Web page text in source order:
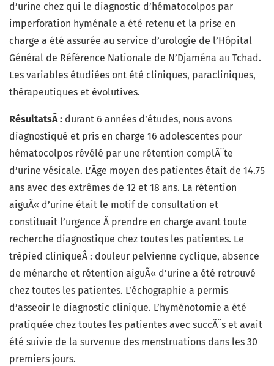
d’urine chez qui le diagnostic d’hématocolpos par
imperforation hyménale a été retenu et la prise en
charge a été assurée au service d’urologie de l’Hôpital
Général de Référence Nationale de N’Djaména au Tchad.
Les variables étudiées ont été cliniques, paracliniques,
thérapeutiques et évolutives.
RésultatsÂ : durant 6 années d’études, nous avons
diagnostiqué et pris en charge 16 adolescentes pour
hématocolpos révélé par une rétention complÃ¨te
d’urine vésicale. L’Âge moyen des patientes était de 14.75
ans avec des extrêmes de 12 et 18 ans. La rétention
aiguÃ« d’urine était le motif de consultation et
constituait l’urgence Ã prendre en charge avant toute
recherche diagnostique chez toutes les patientes. Le
trépied cliniqueÂ : douleur pelvienne cyclique, absence
de ménarche et rétention aiguÃ« d’urine a été retrouvé
chez toutes les patientes. L’échographie a permis
d’asseoir le diagnostic clinique. L’hyménotomie a été
pratiquée chez toutes les patientes avec succÃ¨s et avait
été suivie de la survenue des menstruations dans les 30
premiers jours.